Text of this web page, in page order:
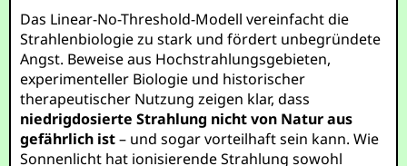
Das Linear-No-Threshold-Modell vereinfacht die
Strahlenbiologie zu stark und fördert unbegründete
Angst. Beweise aus Hochstrahlungsgebieten,
experimenteller Biologie und historischer
therapeutischer Nutzung zeigen klar, dass
niedrigdosierte Strahlung nicht von Natur aus
gefährlich ist– und sogar vorteilhaft sein kann. Wie
Sonnenlicht hat ionisierende Strahlung sowohl